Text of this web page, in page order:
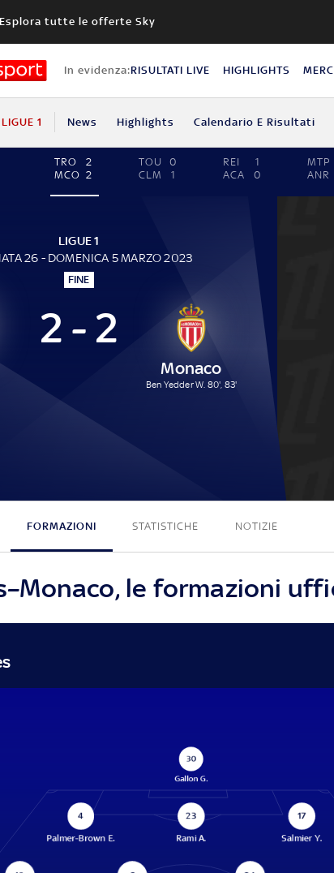
Esplora tutte le offerte Sky
In evidenza:RISULTATI LIVE HIGHLIGHTS
LIGUE 1 News Highlights Calendario E Risultati
TRO
2
MCO 2
TOU
0
CLM
1
REI
1
ACA
0
MTP
ANR
LIGUE 1
26 - DOMENICA 5 MARZO 2023
FINE
2 - 2
Monaco
Ben Yedder W. 80', 83'
FORMAZIONI STATISTICHE NOTIZIE
le formazioni
30
Gallon G.
4
Palmer-Brown E.
23
Rami A.
17
Salmier Y.